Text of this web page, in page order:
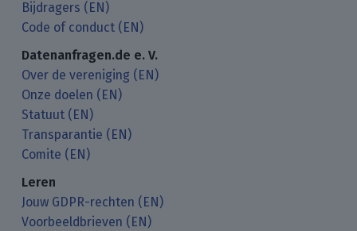
Bijdragers (EN)
Code of conduct (EN)
Datenanfragen.de e. V.
Over de vereniging (EN)
Onze doelen (EN)
Statuut (EN)
Transparantie (EN)
Comite (EN)
Leren
Jouw GDPR-rechten (EN)
Voorbeeldbrieven (EN)